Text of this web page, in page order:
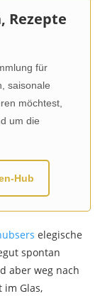
Rezepte
für
saisonale
möchtest,
um die
Hub
elegische
spontan
aber weg nach
im Glas,